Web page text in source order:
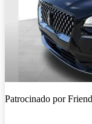
Patrocinado por